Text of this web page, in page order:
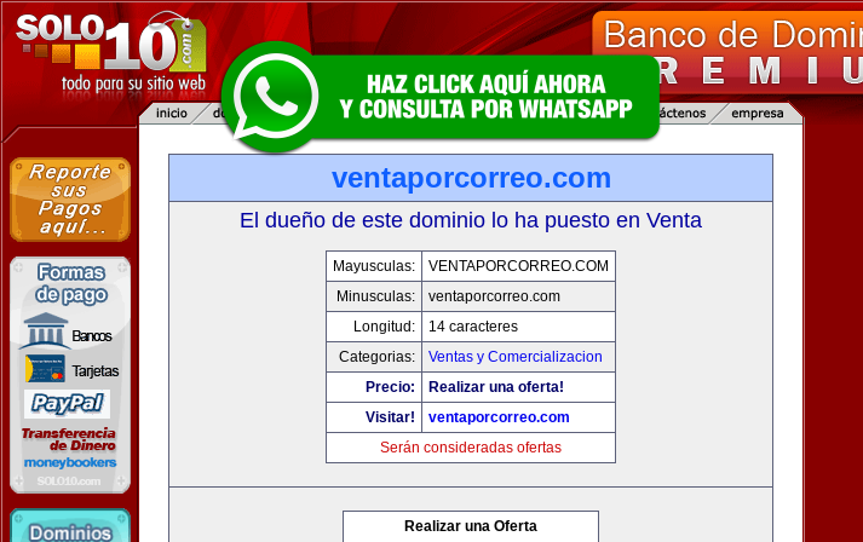
ventaporcorreo.com
El dueño de este dominio lo ha puesto en Venta
Mayusculas:
VENTAPORCORREO.COM
Minusculas:
ventaporcorreo.com
Longitud:
14 caracteres
Categorias:
Ventas y Comercializacion
Precio:
Realizar una oferta!
Visitar!
ventaporcorreo.com
Serán consideradas ofertas
Realizar una Oferta